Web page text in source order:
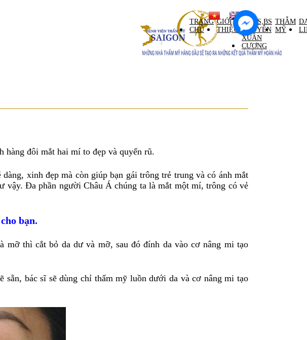
TRANG
CHỦ
GIỚI
THIỆU
GS,TS,BS
NGUYỄN
XUÂN
CƯƠNG
THẪM
MỸ
hàng đôi mắt hai mí to đẹp và quyến rũ.
xinh đẹp mà còn giúp bạn gái trông trẻ trung và có ánh mắt
vậy. Đa phần người Châu Á chúng ta là mắt một mí, trông có vẻ
bạn.
mỡ thì cắt bỏ da dư và mỡ, sau đó đính da vào cơ nâng mi tạo
bác sĩ sẽ dùng chỉ thẩm mỹ luồn dưới da và cơ nâng mi tạo